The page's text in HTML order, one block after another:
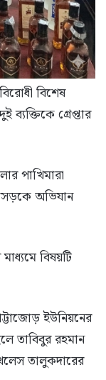
বিশেষ
গ্রেপ্তার
পাখিমারা
অভিযান
বিষয়টি
ইউনিয়নের
তাবিবুর রহমান
তালুকদারের